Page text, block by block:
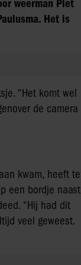
weerman Piet
Het is
“Het komt wel
de camera
kwam, heeft te
een bordje naast
“Hij had dit
veel geweest.